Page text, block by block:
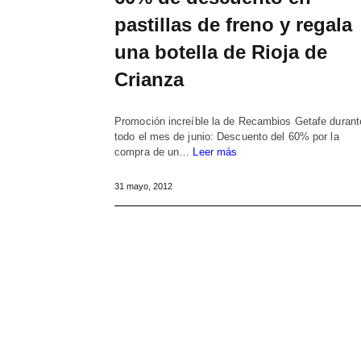
pastillas de freno y regala
una botella de Rioja de
Crianza
Promoción increíble la de Recambios Getafe
todo el mes de junio: Descuento del 60% por la
compra de un… Leer más
31 mayo, 2012